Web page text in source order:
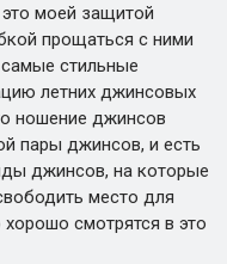
моей защитой
прощаться с ними
стильные
летних джинсовых
ношение джинсов
пары джинсов, и есть
джинсов, на которые
место для
смотрятся в это